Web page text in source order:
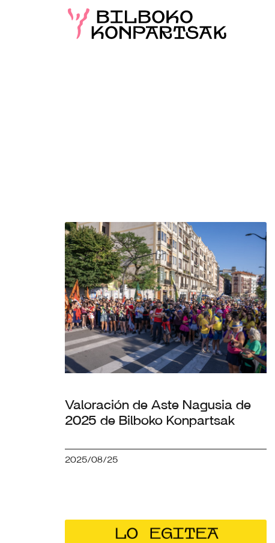
Valoración de Aste Nagusia de
2025 de Bilboko Konpartsak
2025/08/25